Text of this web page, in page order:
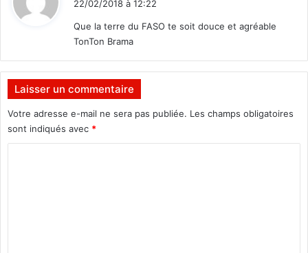
22/02/2018 à 12:22
Que la terre du FASO te soit douce et agréable
TonTon Brama
Laisser un commentaire
Votre adresse e-mail ne sera pas publiée. Les champs obligatoires
sont indiqués avec *